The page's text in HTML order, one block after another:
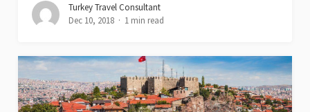
Turkey Travel Consultant
Dec 10, 2018
1 min read